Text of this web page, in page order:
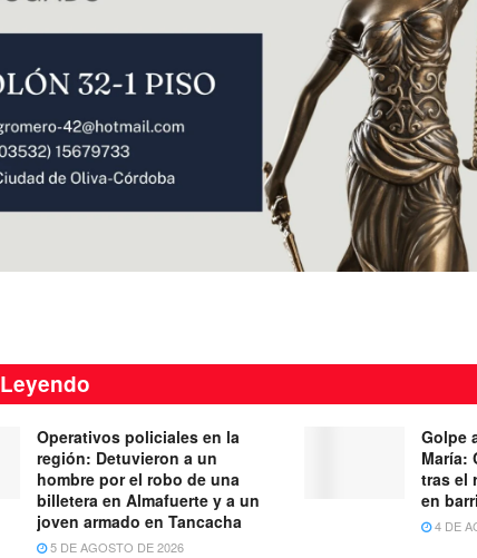
Leyendo
Operativos policiales en la
región: Detuvieron a un
hombre por el robo de una
billetera en Almafuerte y a un
joven armado en Tancacha
5 DE AGOSTO DE 2026
Golpe
María:
tras el
en
4 DE